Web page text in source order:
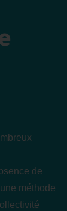
de
méthode